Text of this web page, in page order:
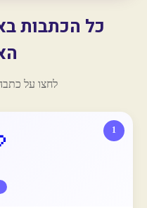
כל הכתבות
לחצו על
1